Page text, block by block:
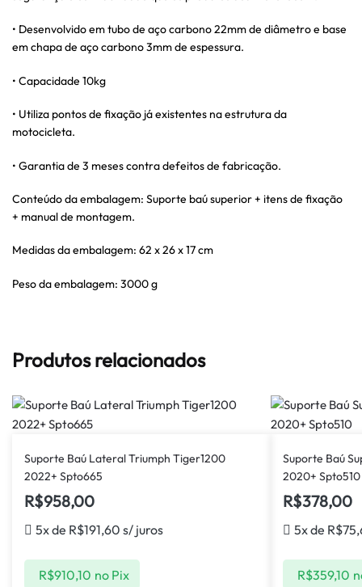
• Desenvolvido em tubo de aço carbono 22mm de diâmetro e base
em chapa de aço carbono 3mm de espessura.
• Capacidade 10kg
• Utiliza pontos de fixação já existentes na estrutura da
motocicleta.
• Garantia de 3 meses contra defeitos de fabricação.
Conteúdo da embalagem: Suporte baú superior + itens de fixação
+ manual de montagem.
Medidas da embalagem: 62 x 26 x 17 cm
Peso da embalagem: 3000 g
Produtos relacionados
Suporte Baú Lateral Triumph Tiger1200
2022+ Spto665
R$958,00
5x de R$191,60 s/ juros
R$910,10 no Pix
Suporte Baú
2020+ Spto510
R$378,00
5x de R$
R$359,10